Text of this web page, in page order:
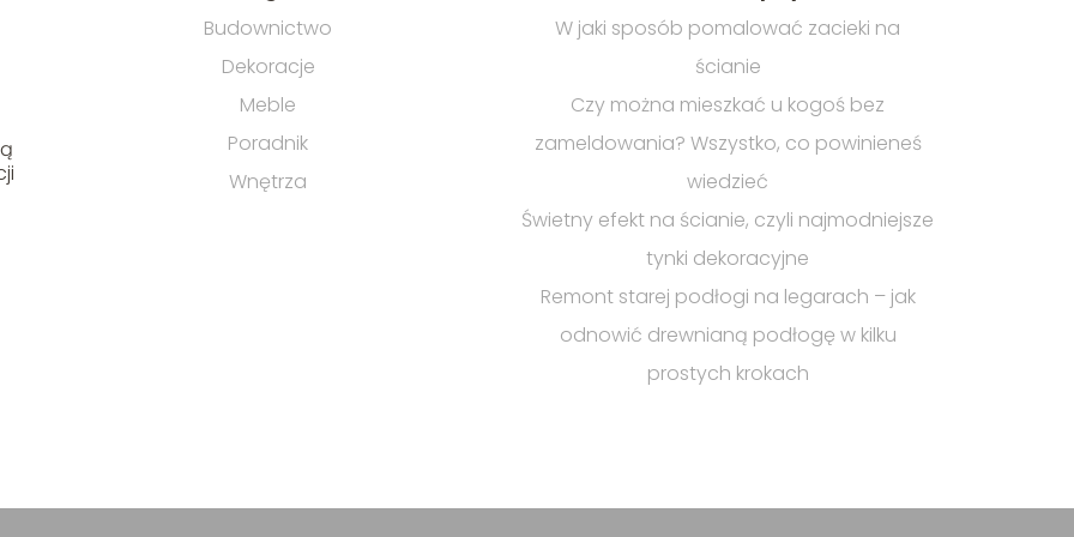
Budownictwo
Dekoracje
Meble
Poradnik
Wnętrza
W jaki sposób pomalować zacieki na
ścianie
Czy można mieszkać u kogoś bez
zameldowania? Wszystko, co powinieneś
wiedzieć
Świetny efekt na ścianie, czyli najmodniejsze
tynki dekoracyjne
Remont starej podłogi na legarach – jak
odnowić drewnianą podłogę w kilku
prostych krokach